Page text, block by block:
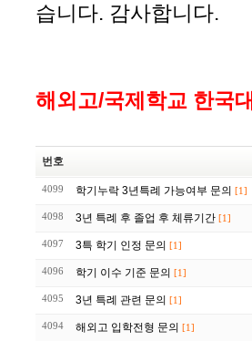
습니다. 감사합니다.
해외고/국제학교 한국
번호
4099 학기누락 3년특례 가능여부 문의 [1]
4098 3년 특례 후 졸업 후 체류기간 [1]
4097 3특 학기 인정 문의 [1]
4096 학기 이수 기준 문의 [1]
4095 3년 특례 관련 문의 [1]
4094 해외고 입학전형 문의 [1]